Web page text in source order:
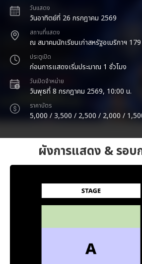
วันแสดง
วันอาทิตย์ที่ 26 กรกฎาคม 2569
สถานที่แสดง
ณ สมาคมนักเรียนเก่าสหรัฐอเมริกาฯ 179
ประตูเปิด
ก่อนการแสดงเริ่มประมาณ 1 ชั่วโมง
วันเปิดจำหน่าย
วันพุธที่ 8 กรกฎาคม 2569, 10:00 น.
ราคาบัตร
5,000 / 3,500 / 2,500 / 2,000 /
ผังการแสดง & รอบ